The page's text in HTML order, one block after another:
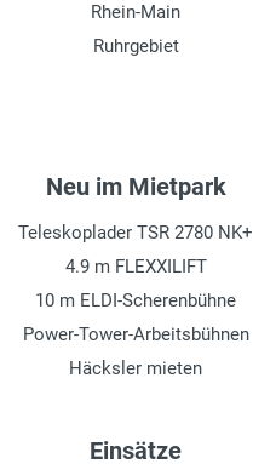
Rhein-Main
Ruhrgebiet
Neu im Mietpark
Teleskoplader TSR 2780 NK+
4.9 m FLEXXILIFT
10 m ELDI-Scherenbühne
Power-Tower-Arbeitsbühnen
Häcksler mieten
Einsätze